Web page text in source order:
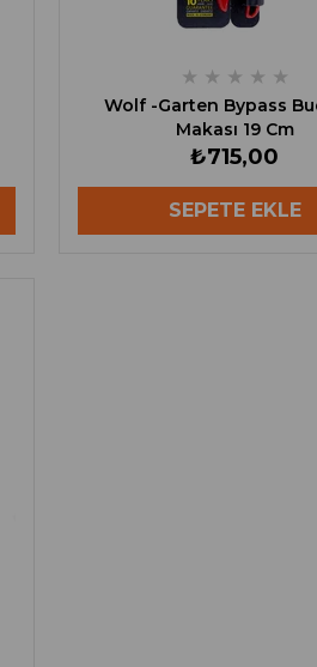
★ ★ ★ ★ ★
Wolf -Garten Bypass
Makası 19 Cm
₺715,00
SEPETE EKLE